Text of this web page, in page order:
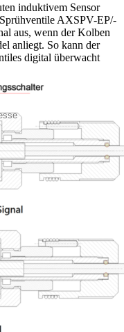
induktivem Sensor
AXSPV-EP/-
aus, wenn der Kolben
anliegt. So kann der
digital überwacht
der folgenden